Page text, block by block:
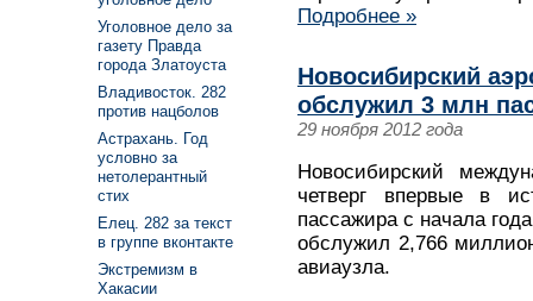
Подробнее »
Новосибирский
обслужил 3 млн
29 ноября 2012 года
Новосибирский
четверг впервые в
пассажира с начала
обслужил 2,766
авиаузла.
Уголовное дело за
газету Правда
города Златоуста
Владивосток. 282
против нацболов
Астрахань. Год
условно за
нетолерантный
стих
Елец. 282 за текст
в группе вконтакте
Экстремизм в
Хакасии